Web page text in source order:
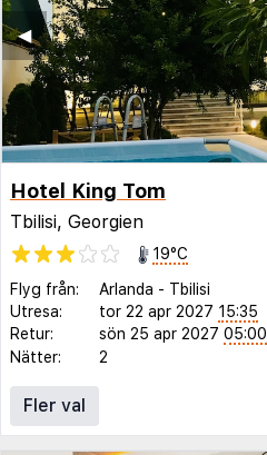
◀︎
Hotel King Tom
Tbilisi, Georgien
19°C
Flyg från:
Arlanda - Tbilisi
Utresa:
tor 22 apr 2027 15:35
Retur:
sön 25 apr 2027 05:00
Nätter:
2
Fler val